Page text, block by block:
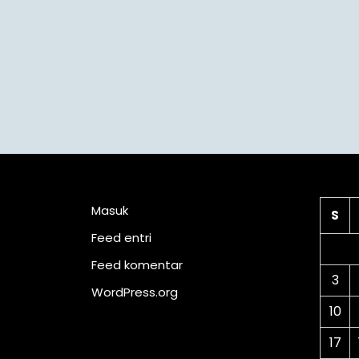
Masuk
Feed entri
Feed komentar
WordPress.org
S
3
10
17